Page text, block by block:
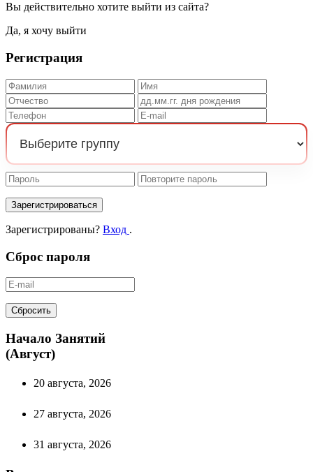
Вы действительно хотите выйти из сайта?
Да, я хочу выйти
Регистрация
Зарегистрироваться
Зарегистрированы? Вход .
Сброс пароля
Сбросить
Начало Занятий
(Август)
20 августа, 2026
27 августа, 2026
31 августа, 2026